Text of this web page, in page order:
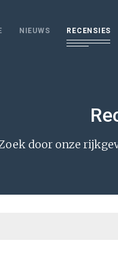
NIEUWS RECENSIES
door onze